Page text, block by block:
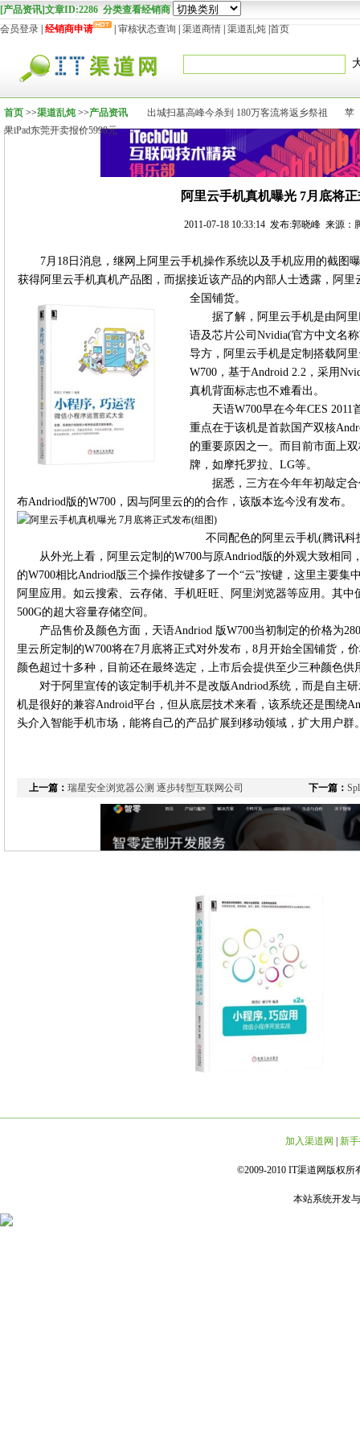
[产品资讯]文章ID:2286 分类查看经销商
会员登录 经销商申请 审核状态查询 渠道商情 渠道乱炖 首页
首页 >>渠道乱炖>>产品资讯 出城扫墓高峰今杀到 180万客流将返乡祭祖
苹
果iPad东莞开卖报价5998元
阿里云手机真机曝光 7月底将
2011-07-18 10:33:14 发布:郭晓峰 来源：
7月18日消息，继网上阿里云手机操作系统以及手机应用的截图
获得阿里云手机真机产品图，而据接近该产品的内部人士透露，阿
全国铺货。
据了解，阿里云手机是由阿
语及芯片公司Nvidia(官方中文名
导方，阿里云手机是定制搭载阿
W700，基于Android 2.2，采用
真机背面标志也不难看出。
天语W700早在今年CES
重点在于该机是首款国产双核
的重要原因之一。而目前市面上
牌，如摩托罗拉、LG等。
据悉，三方在今年年初敲定
布Andriod版的W700，因与阿里云的的合作，该版本迄今没有发布。
不同配色的阿里云手机(腾讯科
从外光上看，阿里云定制的W700与原Andriod版的外观大致相
的W700相比Andriod版三个操作按键多了一个“云”按键，这里主要集
阿里应用。如云搜索、云存储、手机旺旺、阿里浏览器等应用。其
500G的超大容量存储空间。
产品售价及颜色方面，天语Andriod 版W700当初制定的价格为
里云所定制的W700将在7月底将正式对外发布，8月开始全国铺货，
颜色超过十多种，目前还在最终选定，上市后会提供至少三种颜色供
对于阿里宣传的该定制手机并不是改版Andriod系统，而是自主
机是很好的兼容Android平台，但从底层技术来看，该系统还是围绕
头介入智能手机市场，能将自己的产品扩展到移动领域，扩大用户群
上一篇： 瑞星安全浏览器公测 逐步转型互联网公司 下一篇：
加入渠道网 新
©2009-2010 IT渠道网版权所
本站系统开发